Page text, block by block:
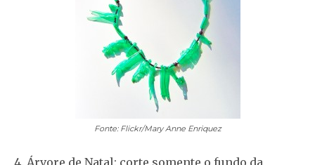
Fonte: Flickr/Mary Anne Enriquez
4. Árvore de Natal: corte somente o fundo da